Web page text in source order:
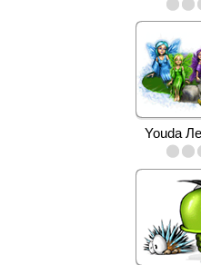
Youda